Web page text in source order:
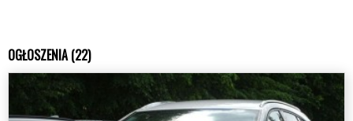
OGŁOSZENIA (22)